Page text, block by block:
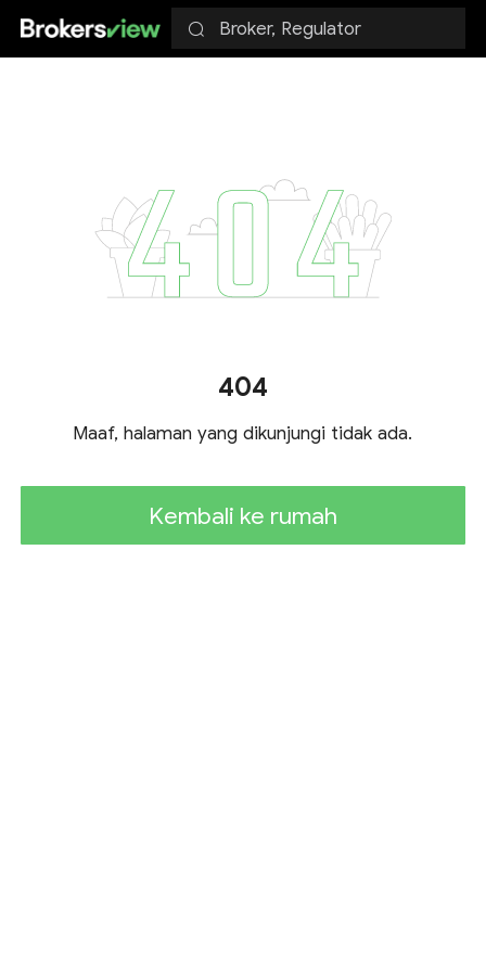
Broker, Regulator
404
Maaf, halaman yang dikunjungi tidak ada.
Kembali ke rumah